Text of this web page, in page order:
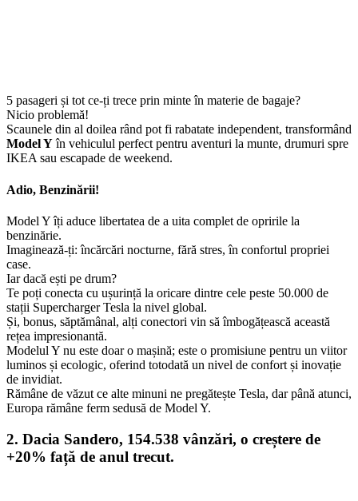
5 pasageri și tot ce-ți trece prin minte în materie de bagaje?
Nicio problemă!
Scaunele din al doilea rând pot fi rabatate independent, transformând
Model Yîn vehiculul perfect pentru aventuri la munte, drumuri spre
IKEA sau escapade de weekend.
Adio, Benzinării!
Model Y îți aduce libertatea de a uita complet de opririle la
benzinărie.
Imaginează-ți: încărcări nocturne, fără stres, în confortul propriei
case.
Iar dacă ești pe drum?
Te poți conecta cu ușurință la oricare dintre cele peste 50.000 de
stații Supercharger Tesla la nivel global.
Și, bonus, săptămânal, alți conectori vin să îmbogățească această
rețea impresionantă.
Modelul Y nu este doar o mașină; este o promisiune pentru un viitor
luminos și ecologic, oferind totodată un nivel de confort și inovație
de invidiat.
Rămâne de văzut ce alte minuni ne pregătește Tesla, dar până atunci,
Europa rămâne ferm sedusă de Model Y.
2. Dacia Sandero, 154.538 vânzări, o creștere de
+20% față de anul trecut.